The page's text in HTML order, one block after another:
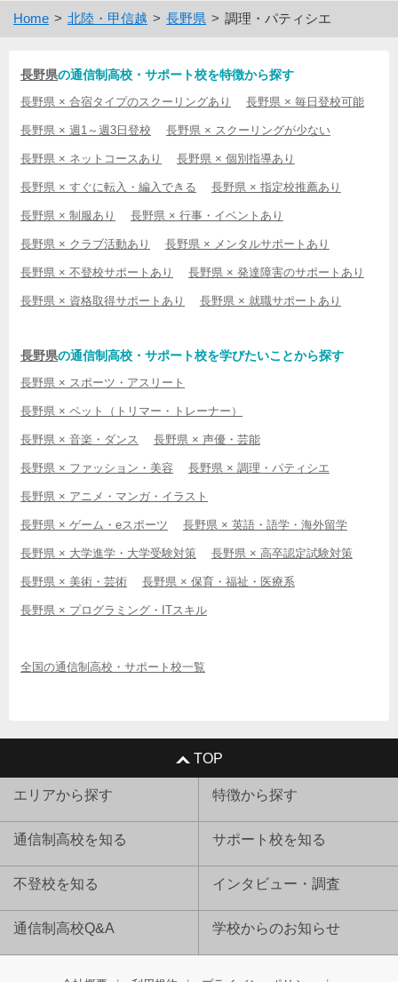
Home 北陸・甲信越 長野県 調理・パティシエ
長野県の通信制高校・サポート校を特徴から探す
長野県 × 合宿タイプのスクーリングあり 長野県 × 毎日登校可能
長野県 × 週1～週3日登校 長野県 × スクーリングが少ない
長野県 × ネットコースあり 長野県 × 個別指導あり
長野県 × すぐに転入・編入できる 長野県 × 指定校推薦あり
長野県 × 制服あり 長野県 × 行事・イベントあり
長野県 × クラブ活動あり 長野県 × メンタルサポートあり
長野県 × 不登校サポートあり 長野県 × 発達障害のサポートあり
長野県 × 資格取得サポートあり 長野県 × 就職サポートあり
長野県の通信制高校・サポート校を学びたいことから探す
長野県 × スポーツ・アスリート
長野県 × ペット（トリマー・トレーナー）
長野県 × 音楽・ダンス 長野県 × 声優・芸能
長野県 × ファッション・美容 長野県 × 調理・パティシエ
長野県 × アニメ・マンガ・イラスト
長野県 × ゲーム・eスポーツ 長野県 × 英語・語学・海外留学
長野県 × 大学進学・大学受験対策 長野県 × 高卒認定試験対策
長野県 × 美術・芸術 長野県 × 保育・福祉・医療系
長野県 × プログラミング・ITスキル
全国の通信制高校・サポート校一覧
TOP
エリアから探す 特徴から探す
通信制高校を知る サポート校を知る
不登校を知る インタビュー・調査
通信制高校Q&A 学校からのお知らせ